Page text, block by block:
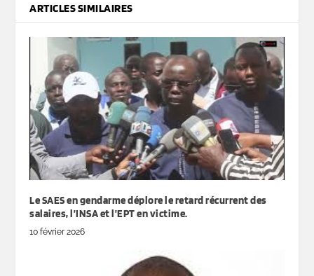
ARTICLES SIMILAIRES
Le SAES en gendarme déplore le retard récurrent des
salaires, l’INSA et l’EPT en victime.
10 février 2026